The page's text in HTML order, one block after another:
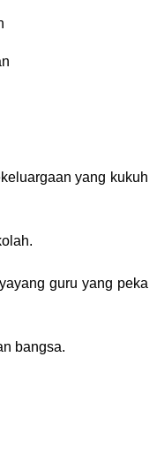
yang kukuh
guru yang peka
bangsa.